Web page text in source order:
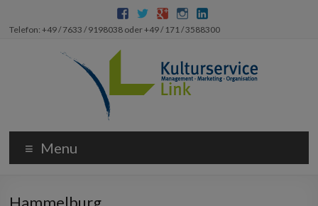
Telefon: +49 / 7633 / 9198038 oder +49 / 171 / 3588300
Menu
Hammelburg